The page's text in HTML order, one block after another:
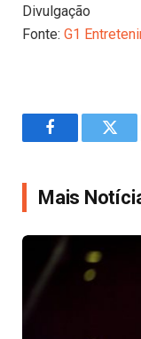
Divulgação
Fonte: G1
Facebook
Mais